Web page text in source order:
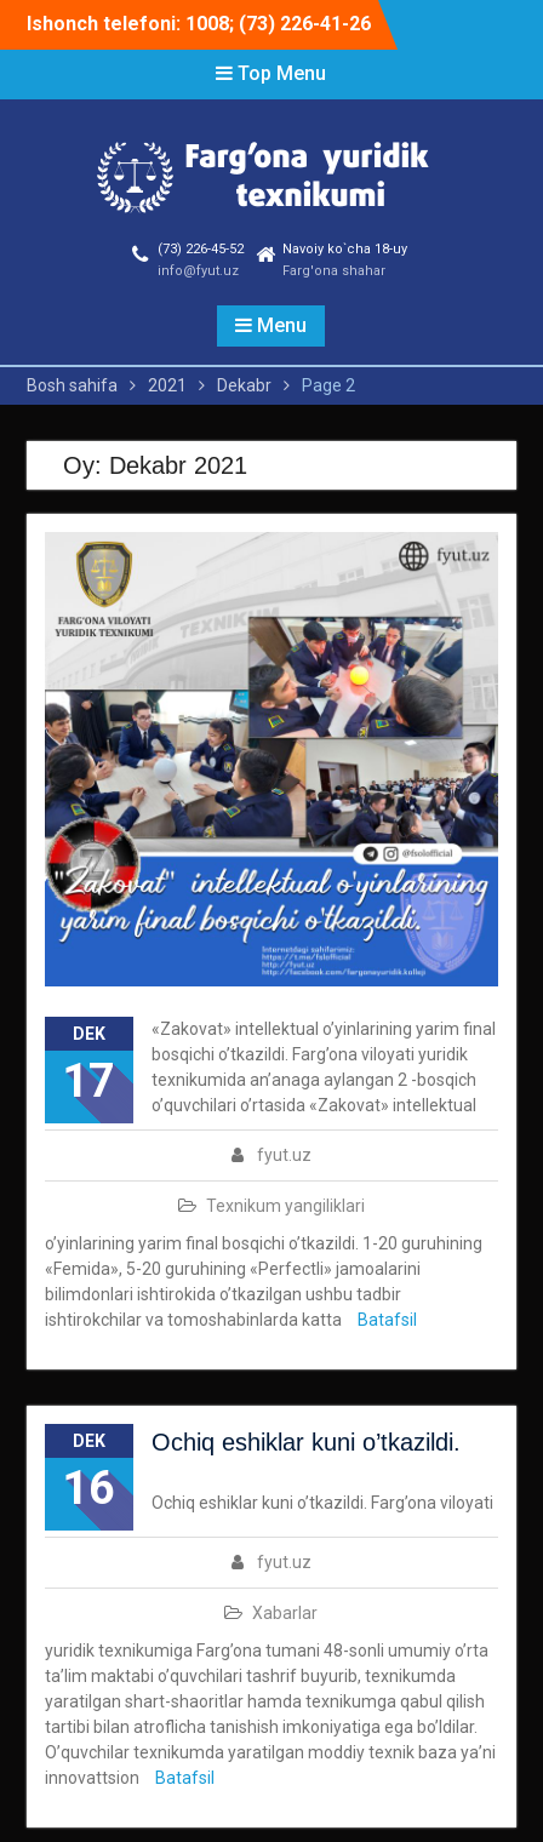
Ishonch telefoni: 1008; (73) 226-41-26
Top Menu
(73) 226-45-52
info@fyut.uz
Navoiy ko`cha 18-uy
Farg'ona shahar
Menu
Bosh sahifa 2021 Dekabr Page 2
Oy: Dekabr 2021
DEK
17
fyut.uz
Texnikum yangiliklari
«Zakovat» intellektual o’yinlarining yarim final
bosqichi o’tkazildi. Farg’ona viloyati yuridik
texnikumida an’anaga aylangan 2 -bosqich
o’quvchilari o’rtasida «Zakovat» intellektual
o’yinlarining yarim final bosqichi o’tkazildi. 1-20 guruhining
«Femida», 5-20 guruhining «Perfectli» jamoalarini
bilimdonlari ishtirokida o’tkazilgan ushbu tadbir
ishtirokchilar va tomoshabinlarda katta
Batafsil
DEK
16
Ochiq eshiklar kuni o’tkazildi.
fyut.uz
Xabarlar
Ochiq eshiklar kuni o’tkazildi. Farg’ona viloyati
yuridik texnikumiga Farg’ona tumani 48-sonli umumiy o’rta
ta’lim maktabi o’quvchilari tashrif buyurib, texnikumda
yaratilgan shart-shaoritlar hamda texnikumga qabul qilish
tartibi bilan atroflicha tanishish imkoniyatiga ega bo’ldilar.
O’quvchilar texnikumda yaratilgan moddiy texnik baza ya’ni
innovattsion
Batafsil